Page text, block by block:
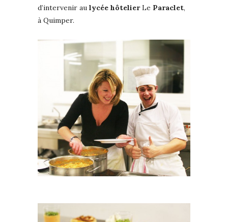
d’intervenir au lycée hôtelierLe Paraclet,
à Quimper.